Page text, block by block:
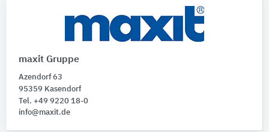
maxit Gruppe
Azendorf 63
95359 Kasendorf
Tel. +49 9220 18-0
info@maxit.de